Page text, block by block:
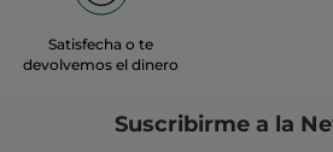
Satisfecha o te
devolvemos el dinero
Suscribirme a la